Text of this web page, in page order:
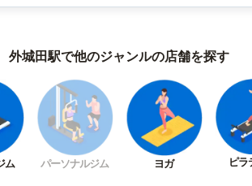
外城田駅で他のジャンルの店舗を探す
ム パーソナルジム ヨガ ピラ